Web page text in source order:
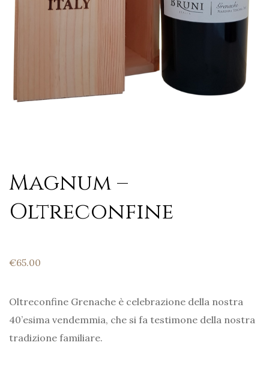
Magnum –
Oltreconfine
€65.00
Oltreconfine Grenache è celebrazione della nostra
40’esima vendemmia, che si fa testimone della nostra
tradizione familiare.